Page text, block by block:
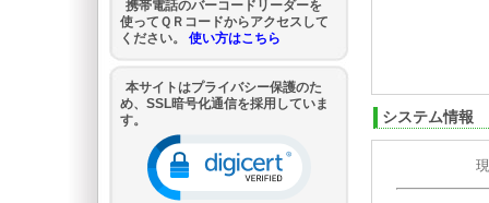
システム情報
携帯電話のバーコードリーダーを
使ってＱＲコードからアクセスして
ください。 使い方はこちら
本サイトはプライバシー保護のた
め、SSL暗号化通信を採用していま
す。